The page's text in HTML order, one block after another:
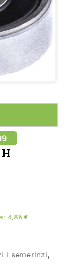
4,86 €
i semerinzi,